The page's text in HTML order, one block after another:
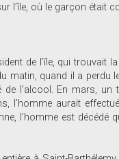
l’île, où le garçon était
de l’île, qui
matin, quand il a perdu
de l’alcool. En mars,
l’homme aurait
l’homme est